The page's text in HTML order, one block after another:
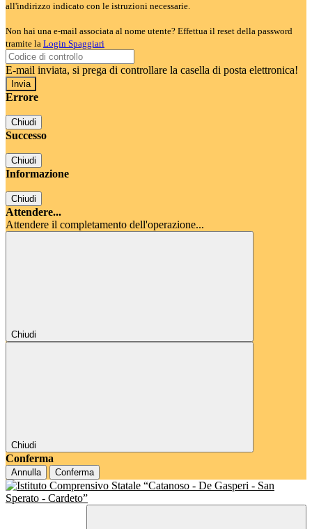
all'indirizzo indicato con le istruzioni necessarie.
Non hai una e-mail associata al nome utente? Effettua il reset della password
tramite la Login Spaggiari
E-mail inviata, si prega di controllare la casella di posta elettronica!
Errore
Chiudi
Successo
Chiudi
Informazione
Chiudi
Attendere...
Attendere il completamento dell'operazione...
Chiudi
Chiudi
Conferma
Annulla Conferma